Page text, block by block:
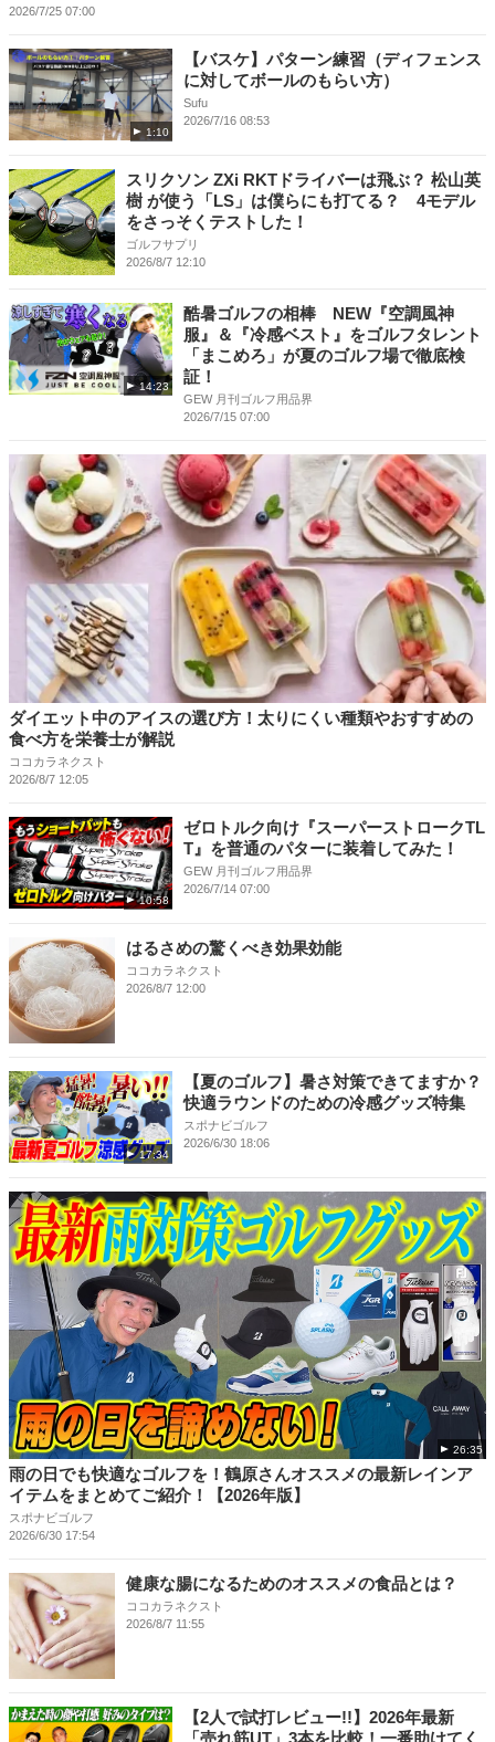
2026/7/25 07:00
1:10
【バスケ】パターン練習（ディフェンス
に対してボールのもらい方）
Sufu
2026/7/16 08:53
スリクソン ZXi RKTドライバーは飛ぶ？ 松山英
樹 が使う「LS」は僕らにも打てる？ 4モデル
をさっそくテストした！
ゴルフサプリ
2026/8/7 12:10
14:23
酷暑ゴルフの相棒 NEW『空調風神
服』＆『冷感ベスト』をゴルフタレント
「まこめろ」が夏のゴルフ場で徹底検
証！
GEW 月刊ゴルフ用品界
2026/7/15 07:00
ダイエット中のアイスの選び方！太りにくい種類やおすすめの
食べ方を栄養士が解説
ココカラネクスト
2026/8/7 12:05
10:58
ゼロトルク向け『スーパーストロークTL
T』を普通のパターに装着してみた！
GEW 月刊ゴルフ用品界
2026/7/14 07:00
はるさめの驚くべき効果効能
ココカラネクスト
2026/8/7 12:00
17:34
【夏のゴルフ】暑さ対策できてますか？
快適ラウンドのための冷感グッズ特集
スポナビゴルフ
2026/6/30 18:06
26:35
雨の日でも快適なゴルフを！鶴原さんオススメの最新レインア
イテムをまとめてご紹介！【2026年版】
スポナビゴルフ
2026/6/30 17:54
健康な腸になるためのオススメの食品とは？
ココカラネクスト
2026/8/7 11:55
【2人で試打レビュー!!】2026年最新
「売れ筋UT」3本を比較！一番助けてく